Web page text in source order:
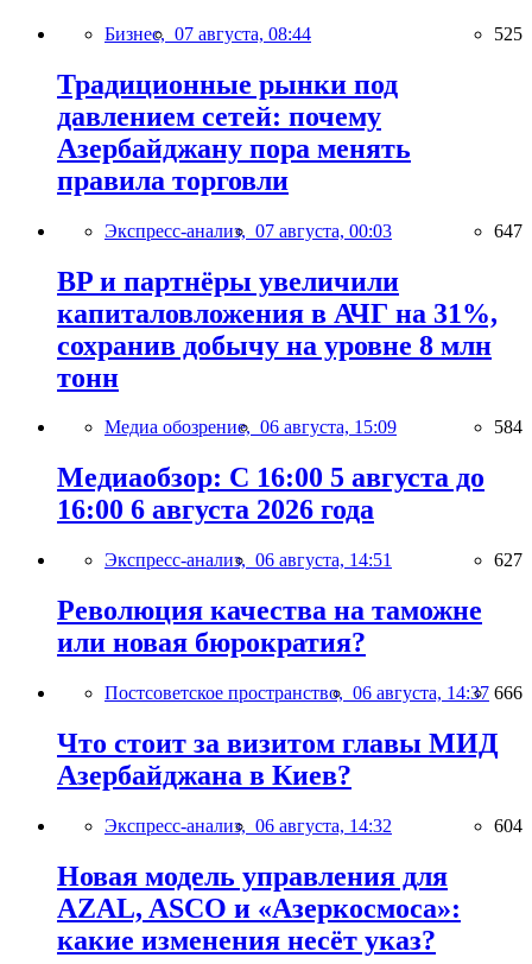
Бизнес, 07 августа, 08:44 525
Традиционные рынки под
давлением сетей: почему
Азербайджану пора менять
правила торговли
Экспресс-анализ, 07 августа, 00:03 647
BP и партнёры увеличили
капиталовложения в АЧГ на 31%,
сохранив добычу на уровне 8 млн
тонн
Медиа обозрение, 06 августа, 15:09 584
Медиаобзор: С 16:00 5 августа до
16:00 6 августа 2026 года
Экспресс-анализ, 06 августа, 14:51 627
Революция качества на таможне
или новая бюрократия?
Постсоветское пространство, 06 августа, 14:37 666
Что стоит за визитом главы МИД
Азербайджана в Киев?
Экспресс-анализ, 06 августа, 14:32 604
Новая модель управления для
AZAL, ASCO и «Азеркосмоса»:
какие изменения несёт указ?